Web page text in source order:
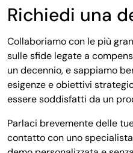
Richiedi una
Collaboriamo con le più
sulle sfide legate a
un decennio, e sappiamo
esigenze e obiettivi
essere soddisfatti da un
Parlaci brevemente delle
contatto con uno